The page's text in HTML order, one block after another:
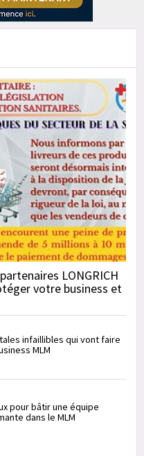
LONGRICH
votre business et
infaillibles qui vont faire
MLM
pour bâtir une équipe
dans le MLM